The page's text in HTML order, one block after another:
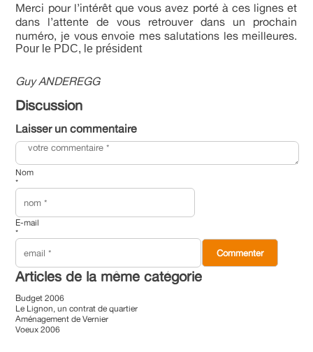
Merci pour l’intérêt que vous avez porté à ces lignes et
dans l’attente de vous retrouver dans un prochain
numéro, je vous envoie mes salutations les meilleures.
Pour le PDC, le président
Guy ANDEREGG
Discussion
Laisser un commentaire
Nom
*
E-mail
*
Articles de la même catégorie
Budget 2006
Le Lignon, un contrat de quartier
Aménagement de Vernier
Voeux 2006